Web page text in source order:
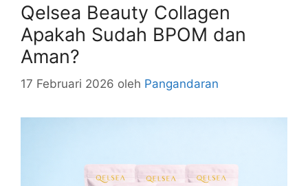
Qelsea Beauty Collagen
Apakah Sudah BPOM dan
Aman?
17 Februari 2026 oleh Pangandaran